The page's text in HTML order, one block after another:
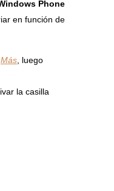
Phone
en función de
Más , luego
la casilla